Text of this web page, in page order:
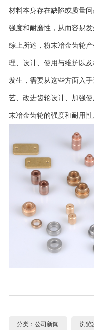
材料本身存在缺陷或质量
强度和耐磨性，从而容易发
综上所述，粉末冶金齿轮
理、设计、使用与维护以
发生，需要从这些方面入
艺、改进齿轮设计、加强
末冶金齿轮的强度和耐用性
分类：公司新闻 浏览